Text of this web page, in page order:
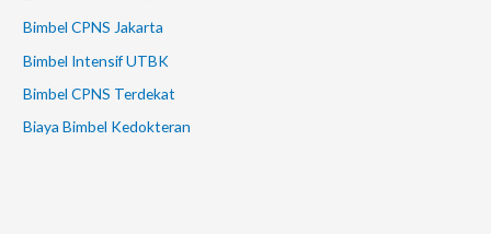
Bimbel CPNS Jakarta
Bimbel Intensif UTBK
Bimbel CPNS Terdekat
Biaya Bimbel Kedokteran